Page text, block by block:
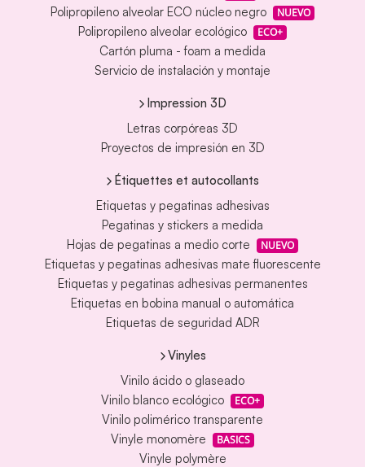
Polipropileno alveolar ECO núcleo negro NUEVO
Polipropileno alveolar ecológico ECO+
Cartón pluma - foam a medida
Servicio de instalación y montaje
Impression 3D
Letras corpóreas 3D
Proyectos de impresión en 3D
Étiquettes et autocollants
Etiquetas y pegatinas adhesivas
Pegatinas y stickers a medida
Hojas de pegatinas a medio corte
NUEVO
Etiquetas y pegatinas adhesivas mate fluorescente
Etiquetas y pegatinas adhesivas permanentes
Etiquetas en bobina manual o automática
Etiquetas de seguridad ADR
Vinyles
Vinilo ácido o glaseado
Vinilo blanco ecológico
ECO+
Vinilo polimérico transparente
Vinyle monomère
BASICS
Vinyle polymère